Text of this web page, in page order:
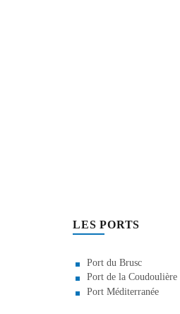
LES PORTS
Port du Brusc
Port de la Coudoulière
Port Méditerranée